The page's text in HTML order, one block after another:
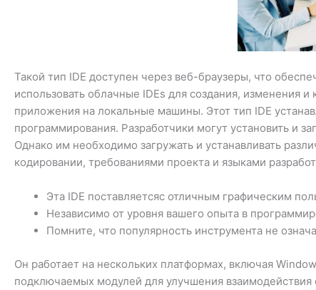
Такой тип IDE доступен через веб-браузеры, что
использовать облачные IDEs для создания, изменения
приложения на локальные машины. Этот тип IDE
программирования. Разработчики могут установить и
Однако им необходимо загружать и устанавливать
кодировании, требованиями проекта и языками
Эта IDE поставляетсяс отличным графическим
Независимо от уровня вашего опыта в
Помните, что популярность инструмента не
Он работает на нескольких платформах, включая
подключаемых модулей для улучшения